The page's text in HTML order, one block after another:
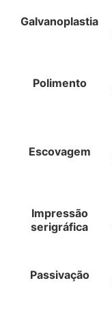
Galvanoplastia
Polimento
Escovagem
Impressão
serigráfica
Passivação